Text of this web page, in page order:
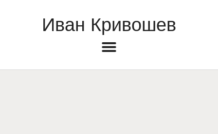
Иван Кривошев